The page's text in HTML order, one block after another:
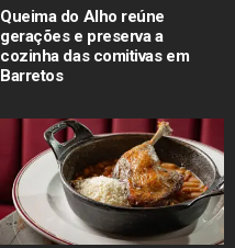
Queima do Alho reúne
gerações e preserva a
cozinha das comitivas em
Barretos